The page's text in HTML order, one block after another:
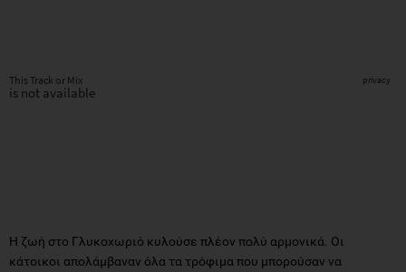
Η ζωή στο Γλυκοχωριό κυλούσε πλέον πολύ αρμονικά. Οι
κάτοικοι απολάμβαναν όλα τα τρόφιμα που μπορούσαν να